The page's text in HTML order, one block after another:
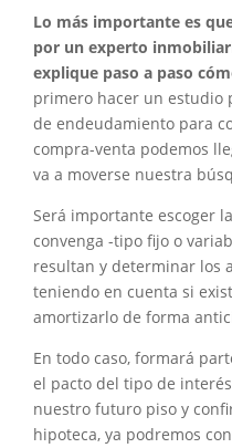
Lo más importante es
por un experto
explique paso a paso
primero hacer un estudio
de endeudamiento para
compra-venta podemos
va a moverse nuestra
Será importante escoger
convenga -tipo fijo o
resultan y determinar los
teniendo en cuenta si
amortizarlo de forma
En todo caso, formará
el pacto del tipo de
nuestro futuro piso y
hipoteca, ya podremos